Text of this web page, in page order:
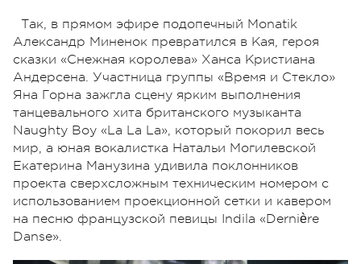
Так, в прямом эфире подопечный Monatik
Александр Миненок превратился в Кая, героя
сказки «Снежная королева» Ханса Кристиана
Андерсена. Участница группы «Время и Стекло»
Яна Горна зажгла сцену ярким выполнения
танцевального хита британского музыканта
Naughty Boy «La La La», который покорил весь
мир, а юная вокалистка Натальи Могилевской
Екатерина Манузина удивила поклонников
проекта сверхсложным техническим номером с
использованием проекционной сетки и кавером
на песню французской певицы Indila «Dernière
Danse».